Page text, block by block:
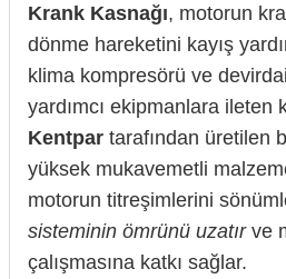
Krank Kasnağı, motorun
dönme hareketini kayış
klima kompresörü ve
yardımcı ekipmanlara ileten
Kentpar tarafından üretilen
yüksek mukavemetli
motorun titreşimlerini
sisteminin ömrünü uzatırve
çalışmasına katkı sağlar.